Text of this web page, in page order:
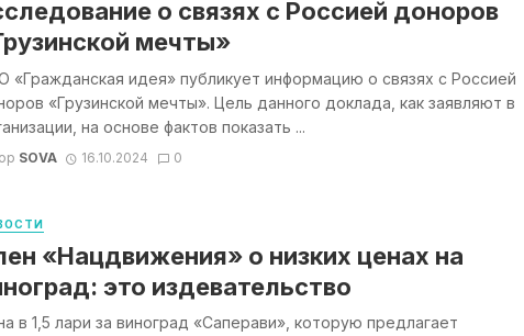
о связях с Россией доноров
мечты»
«Гражданская идея» публикует информацию о связях с Россией
«Грузинской мечты». Цель данного доклада, как заявляют в
на основе фактов показать ...
SOVA 16.10.2024 0
«Нацдвижения» о низких ценах на
это издевательство
в 1,5 лари за виноград «Саперави», которую предлагает